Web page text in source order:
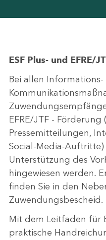
ESF Plus- und EFRE/
Bei allen Informations-
EFRE/JTF - Förderung
Pressemitteilungen,
Social-Media-
Unterstützung des
hingewiesen werden.
finden Sie in den
Zuwendungsbescheid.
Mit dem Leitfaden für
praktische